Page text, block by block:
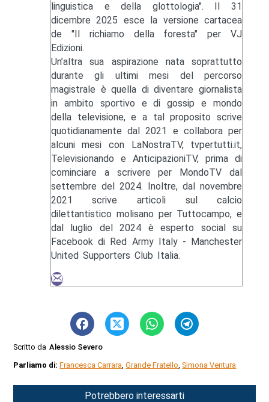
linguistica e della glottologia". Il 31
dicembre 2025 esce la versione cartacea
de "Il richiamo della foresta" per VJ
Edizioni.
Un’altra sua aspirazione nata soprattutto
durante gli ultimi mesi del percorso
magistrale è quella di diventare giornalista
in ambito sportivo e di gossip e mondo
della televisione, e a tal proposito scrive
quotidianamente dal 2021 e collabora per
alcuni mesi con LaNostraTV, tvpertutti.it,
Televisionando e AnticipazioniTV, prima di
cominciare a scrivere per MondoTV dal
settembre del 2024. Inoltre, dal novembre
2021 scrive articoli sul calcio
dilettantistico molisano per Tuttocampo, e
dal luglio del 2024 è esperto social su
Facebook di Red Army Italy - Manchester
United Supporters Club Italia.
Scritto da Alessio Severo
Parliamo di:Francesca Carrara ,Grande Fratello ,Simona Ventura
Potrebbero interessarti